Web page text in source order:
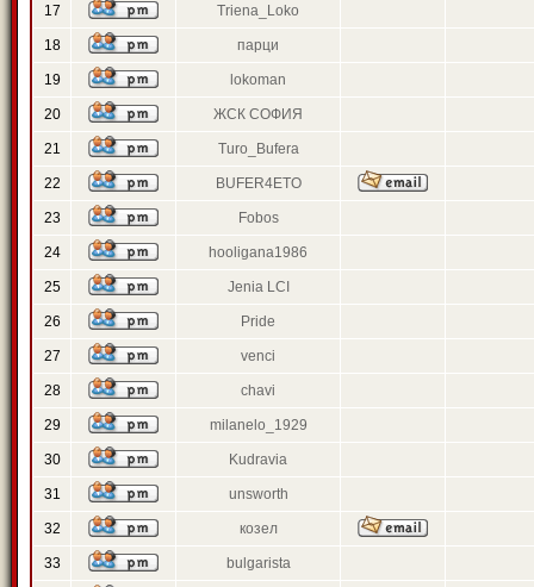
17 Triena_Loko
18 парци
19 lokoman
20 ЖСК СОФИЯ
21 Turo_Bufera
22 BUFER4ETO
23 Fobos
24 hooligana1986
25 Jenia LCI
26 Pride
27 venci
28 chavi
29 milanelo_1929
30 Kudravia
31 unsworth
32 козел
33 bulgarista